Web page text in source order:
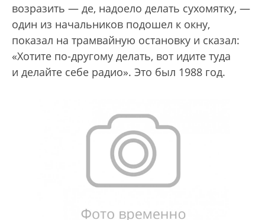
возразить — де, надоело делать сухомятку, —
один из начальников подошел к окну,
показал на трамвайную остановку и сказал:
«Хотите по-другому делать, вот идите туда
и делайте себе радио». Это был 1988 год.